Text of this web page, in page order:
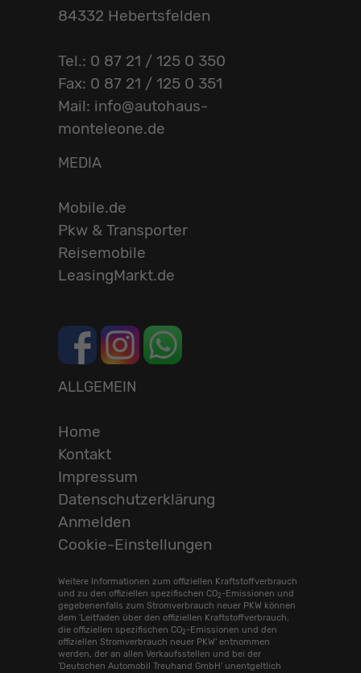
84332 Hebertsfelden
Tel.: 0 87 21 / 125 0 350
Fax: 0 87 21 / 125 0 351
Mail: info@autohaus-
monteleone.de
MEDIA
Mobile.de
Pkw & Transporter
Reisemobile
LeasingMarkt.de
ALLGEMEIN
Home
Kontakt
Impressum
Datenschutzerklärung
Anmelden
Cookie-Einstellungen
Weitere Informationen zum offiziellen Kraftstoffverbrauch
und zu den offiziellen spezifischen CO2 -Emissionen und
gegebenenfalls zum Stromverbrauch neuer PKW können
dem 'Leitfaden über den offiziellen Kraftstoffverbrauch,
die offiziellen spezifischen CO2 -Emissionen und den
offiziellen Stromverbrauch neuer PKW' entnommen
werden, der an allen Verkaufsstellen und bei der
'Deutschen Automobil Treuhand GmbH' unentgeltlich